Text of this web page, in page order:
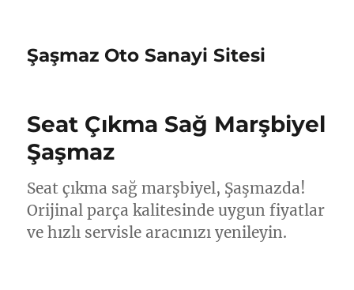
Şaşmaz Oto Sanayi Sitesi
Seat Çıkma Sağ Marşbiyel
Şaşmaz
Seat çıkma sağ marşbiyel, Şaşmazda!
Orijinal parça kalitesinde uygun fiyatlar
ve hızlı servisle aracınızı yenileyin.